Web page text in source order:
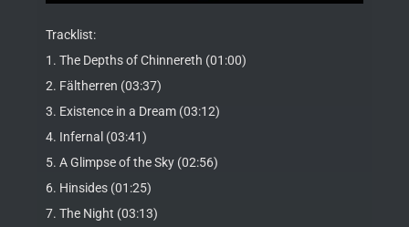
Tracklist:
1. The Depths of Chinnereth (01:00)
2. Fältherren (03:37)
3. Existence in a Dream (03:12)
4. Infernal (03:41)
5. A Glimpse of the Sky (02:56)
6. Hinsides (01:25)
7. The Night (03:13)